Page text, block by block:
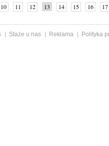
10 11 12 13 14 15 16 17
Staże u nas Reklama
Polityka